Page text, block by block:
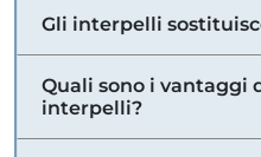
Gli interpelli
Quali sono i vantaggi
interpelli?